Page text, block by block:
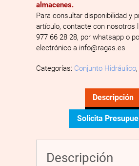
almacenes.
Para consultar disponibilidad y
artículo, contacte con nosotros
977 66 28 28, por whatsapp o
electrónico a info@ragas.es
Categorías: Conjunto Hidráulico,
Descripción
Solicita
Descripción